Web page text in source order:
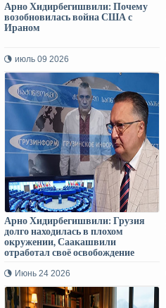
Арно Хидирбегишвили: Почему
возобновилась война США с
Ираном
июль 09 2026
Арно Хидирбегишвили: Грузия
долго находилась в плохом
окружении, Саакашвили
отработал своё освобождение
Июнь 24 2026